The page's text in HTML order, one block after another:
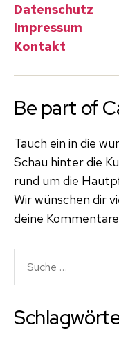
Datenschutz
Impressum
Kontakt
Be part of
Tauch ein in die
Schau hinter die
rund um die
Wir wünschen dir
deine
nach: